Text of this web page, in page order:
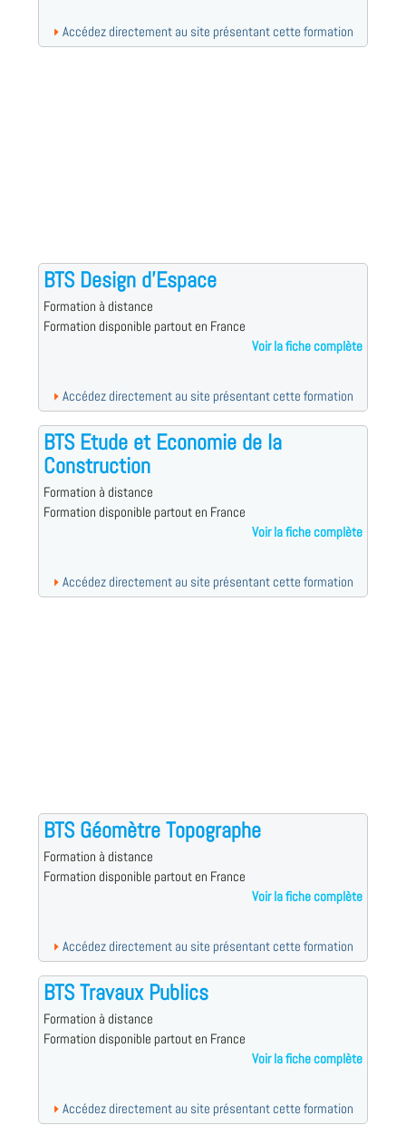
Accédez directement au site présentant cette formation
BTS Design d'Espace
Formation à distance
Formation disponible partout en France
Voir la fiche complète
Accédez directement au site présentant cette formation
BTS Etude et Economie de la
Construction
Formation à distance
Formation disponible partout en France
Voir la fiche complète
Accédez directement au site présentant cette formation
BTS Géomètre Topographe
Formation à distance
Formation disponible partout en France
Voir la fiche complète
Accédez directement au site présentant cette formation
BTS Travaux Publics
Formation à distance
Formation disponible partout en France
Voir la fiche complète
Accédez directement au site présentant cette formation